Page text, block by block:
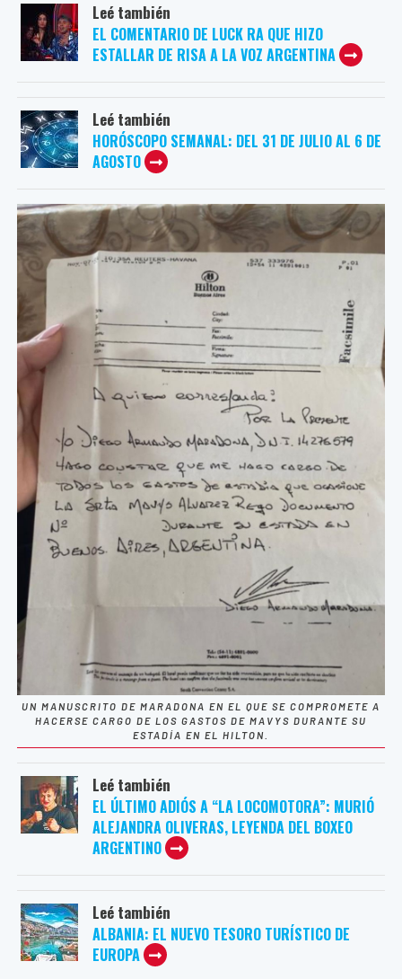
Leé también
EL COMENTARIO DE LUCK RA QUE HIZO
ESTALLAR DE RISA A LA VOZ ARGENTINA
Leé también
HORÓSCOPO SEMANAL: DEL 31 DE JULIO AL 6 DE
AGOSTO
UN MANUSCRITO DE MARADONA EN EL QUE SE COMPROMETE A
HACERSE CARGO DE LOS GASTOS DE MAVYS DURANTE SU
ESTADÍA EN EL HILTON.
Leé también
EL ÚLTIMO ADIÓS A “LA LOCOMOTORA”: MURIÓ
ALEJANDRA OLIVERAS, LEYENDA DEL BOXEO
ARGENTINO
Leé también
ALBANIA: EL NUEVO TESORO TURÍSTICO DE
EUROPA